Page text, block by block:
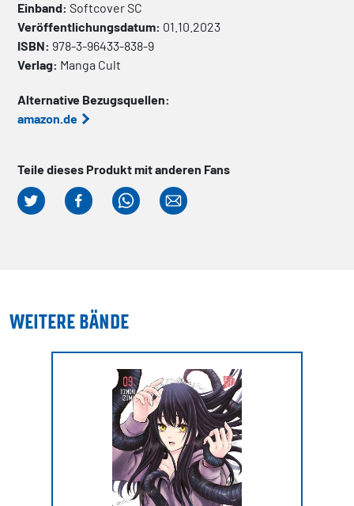
Einband: SoftcoverSC
Veröffentlichungsdatum: 01.10.2023
ISBN: 978-3-96433-838-9
Verlag: Manga Cult
Alternative Bezugsquellen:
amazon.de
Teile dieses Produkt mit anderen Fans
WEITERE BÄNDE